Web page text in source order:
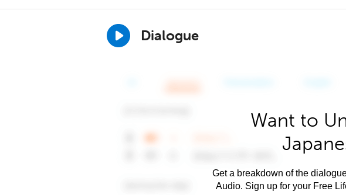
Dialogue
Want to
Get a breakdown of the
Audio. Sign up for your Free